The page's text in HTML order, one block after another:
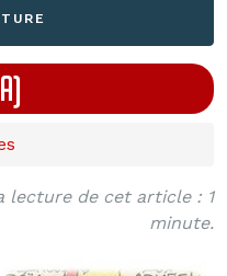
lecture de cet article : 1
minute.